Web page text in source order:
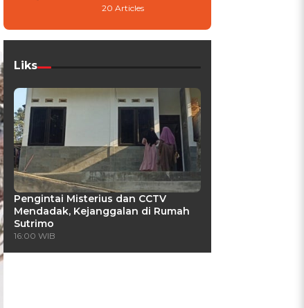
20 Articles
Liks
Pengintai Misterius dan CCTV
Mendadak, Kejanggalan di Rumah
Sutrimo
16:00 WIB